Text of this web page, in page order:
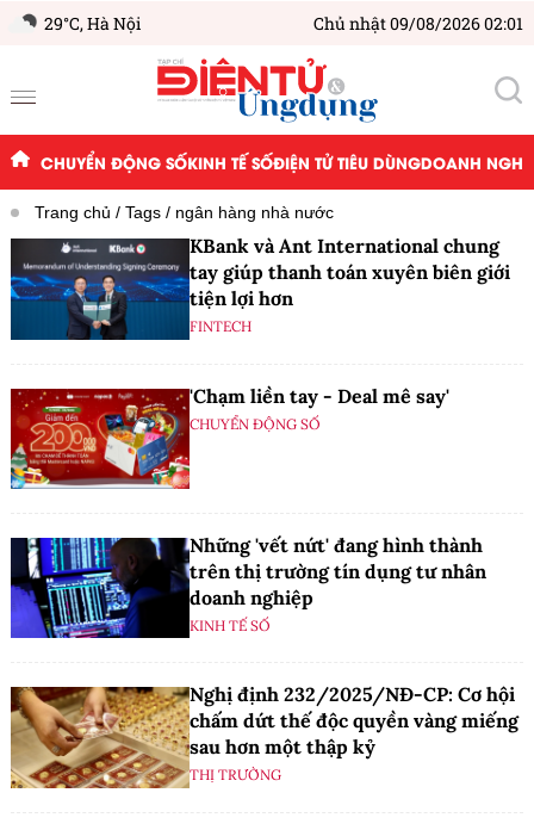
29°C,Hà Nội Chủ nhật 09/08/2026 02:01
CHUYỂN ĐỘNG SỐKINH TẾ SỐĐIỆN TỬ TIÊU DÙNGDOANH
Trang chủ Tags ngân hàng nhà nước
KBank và Ant International chung
tay giúp thanh toán xuyên biên giới
tiện lợi hơn
FINTECH
'Chạm liền tay - Deal mê say'
CHUYỂN ĐỘNG SỐ
Những 'vết nứt' đang hình thành
trên thị trường tín dụng tư nhân
doanh nghiệp
KINH TẾ SỐ
Nghị định 232/2025/NĐ-CP: Cơ hội
chấm dứt thế độc quyền vàng miếng
sau hơn một thập kỷ
THỊ TRƯỜNG